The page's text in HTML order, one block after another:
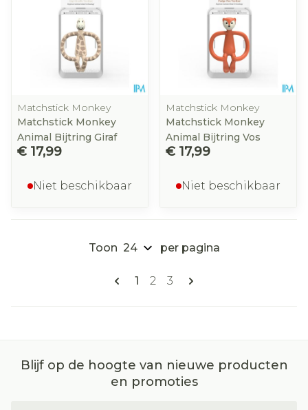
Matchstick Monkey
Matchstick Monkey
Animal Bijtring Giraf
€ 17,99
Niet beschikbaar
Matchstick Monkey
Matchstick Monkey
Animal Bijtring Vos
€ 17,99
Niet beschikbaar
Pagina's
U lees momenteel pagina
1 Pagina
2 Pagina
3
Toon per pagina
Blijf op de hoogte van nieuwe producten
en promoties